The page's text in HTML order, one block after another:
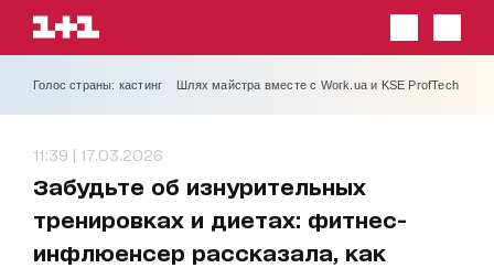
Голос страны: кастинг Шлях майстра вместе с Work.ua и KSE ProfTech
11:39 | 17.03.2026
Забудьте об изнурительных
тренировках и диетах: фитнес-
инфлюенсер рассказала, как